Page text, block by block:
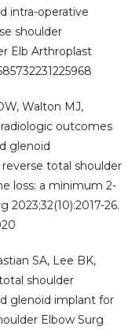
intra-operative
shoulder
Elb Arthroplast
Walton MJ,
radiologic outcomes
glenoid
total shoulder
loss: a minimum 2-
2023;32(10):2017-26.
SA, Lee BK,
shoulder
glenoid implant for
Elbow Surg